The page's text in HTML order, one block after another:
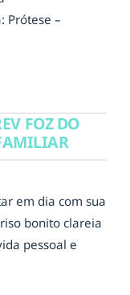
Prótese –
FOZ DO
em dia com sua
bonito clareia
pessoal e